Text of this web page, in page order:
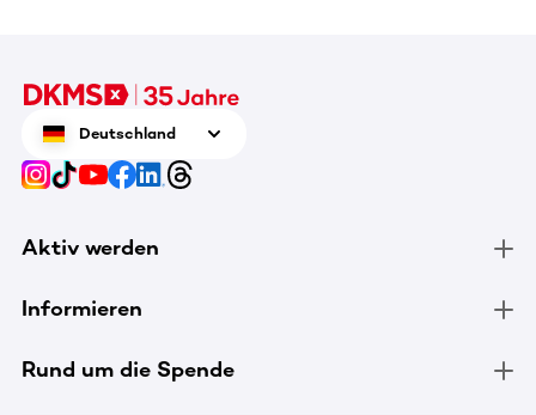
Deutschland
Aktiv werden
Informieren
Rund um die Spende